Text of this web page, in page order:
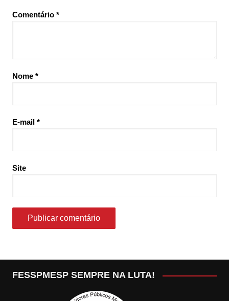
Comentário *
Nome *
E-mail *
Site
FESSPMESP SEMPRE NA LUTA!